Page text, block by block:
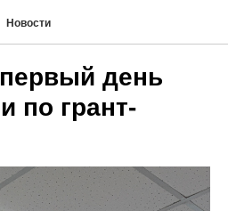
Новости
день
по грант-